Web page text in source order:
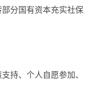
分国有资本充实社保
持、个人自愿参加、